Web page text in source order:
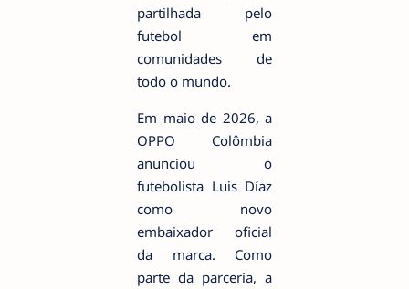
partilhada pelo
futebol em
comunidades de
todo o mundo.
Em maio de 2026, a
OPPO Colômbia
anunciou o
futebolista Luis Díaz
como novo
embaixador oficial
da marca. Como
parte da parceria, a